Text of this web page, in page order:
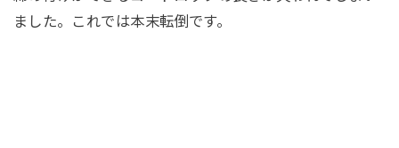
ました。これでは本末転倒です。